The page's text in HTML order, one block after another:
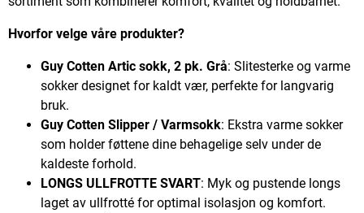
Hvorfor velge våre produkter?
Guy Cotten Artic sokk, 2 pk. Grå: Slitesterke og varme
sokker designet for kaldt vær, perfekte for langvarig
bruk.
Guy Cotten Slipper / Varmsokk: Ekstra varme sokker
som holder føttene dine behagelige selv under de
kaldeste forhold.
LONGS ULLFROTTE SVART: Myk og pustende longs
laget av ullfrotté for optimal isolasjon og komfort.